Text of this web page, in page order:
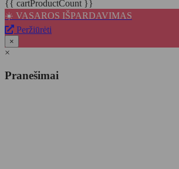
{{ cartProductCount }}
☀️ VASAROS IŠPARDAVIMAS
Peržiūrėti
×
×
Pranešimai